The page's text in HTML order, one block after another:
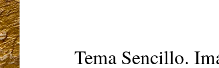
Tema Sencillo.